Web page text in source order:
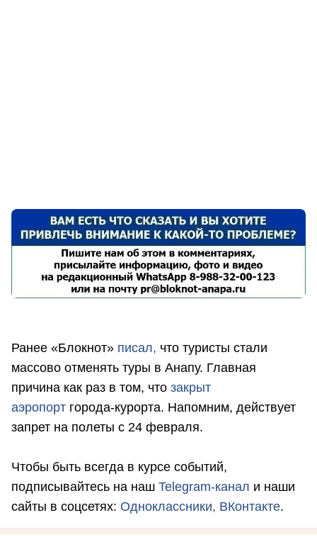
Ранее «Блокнот» писал, что туристы стали
массово отменять туры в Анапу. Главная
причина как раз в том, что закрыт
аэропорт города-курорта. Напомним, действует
запрет на полеты с 24 февраля.
Чтобы быть всегда в курсе событий,
подписывайтесь на наш Telegram-канал и наши
сайты в соцсетях: Одноклассники, ВКонтакте.